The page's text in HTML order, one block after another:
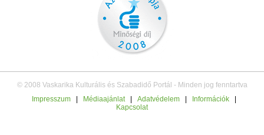
© 2008 Vaskarika Kulturális és Szabadidő Portál - Minden jog fenntartva
Impresszum
Médiaajánlat Adatvédelem Információk
Kapcsolat